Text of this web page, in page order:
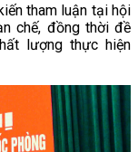
tham luận tại hội
chế, đồng thời đề
lượng thực hiện